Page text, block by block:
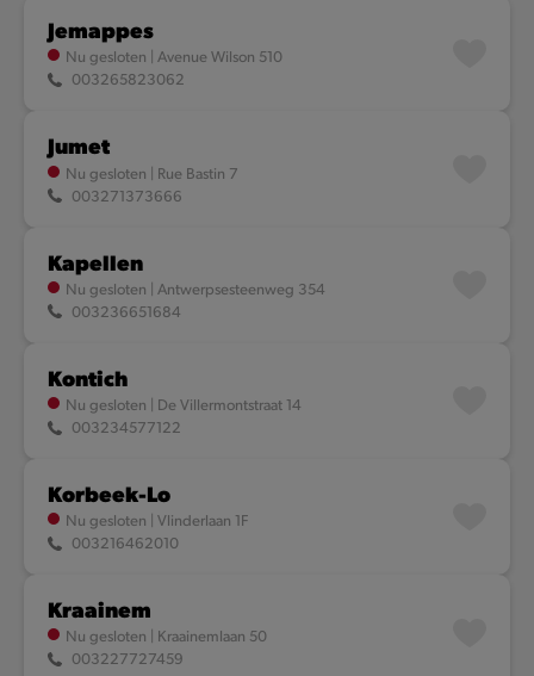
Jemappes
Nu gesloten
Avenue Wilson 510
003265823062
Jumet
Nu gesloten
Rue Bastin 7
003271373666
Kapellen
Nu gesloten
Antwerpsesteenweg 354
003236651684
Kontich
Nu gesloten
De Villermontstraat 14
003234577122
Korbeek-Lo
Nu gesloten
Vlinderlaan 1F
003216462010
Kraainem
Nu gesloten
Kraainemlaan 50
003227727459